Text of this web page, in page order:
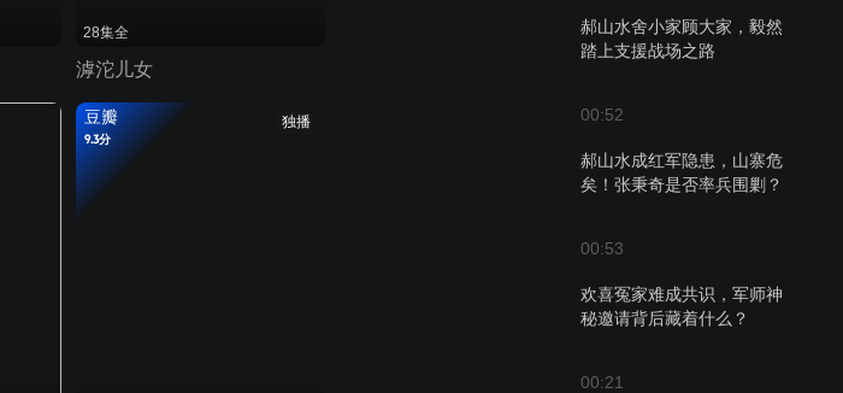
郝山水舍小家顾大家，毅然
踏上支援战场之路
00:52
郝山水成红军隐患，山寨危
矣！张秉奇是否率兵围剿？
00:53
欢喜冤家难成共识，军师神
秘邀请背后藏着什么？
00:21
28集全
滹沱儿女
独播
豆瓣
9.3分